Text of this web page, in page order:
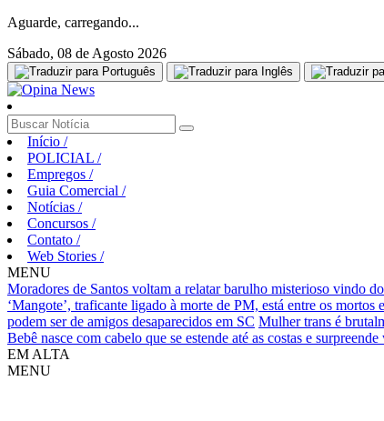
Aguarde, carregando...
Sábado, 08 de Agosto 2026
Início /
POLICIAL /
Empregos /
Guia Comercial /
Notícias /
Concursos /
Contato /
Web Stories /
MENU
Moradores de Santos voltam a relatar barulho misterioso vindo
‘Mangote’, traficante ligado à morte de PM, está entre os mortos
podem ser de amigos desaparecidos em SC Mulher trans é
Bebê nasce com cabelo que se estende até as costas e surpreende
EM ALTA
MENU